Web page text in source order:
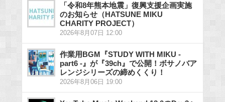
「令和8年熊本地震」復興支援企画実施
のお知らせ（HATSUNE MIKU
CHARITY PROJECT）
2026年8月07日 12:00
作業用BGM『STUDY WITH MIKU -
part6 -』が『39ch』で公開！ボサノバア
レンジシリーズの締めくくり！
2026年8月06日 19:00